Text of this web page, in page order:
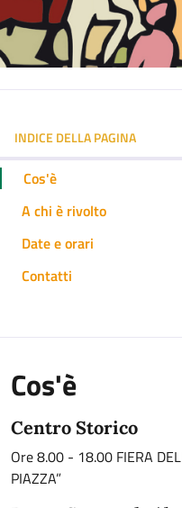
INDICE DELLA PAGINA
Cos'è
A chi è rivolto
Date e orari
Contatti
Cos'è
Centro Storico
Ore 8.00 - 18.00 FIERA
PIAZZA”